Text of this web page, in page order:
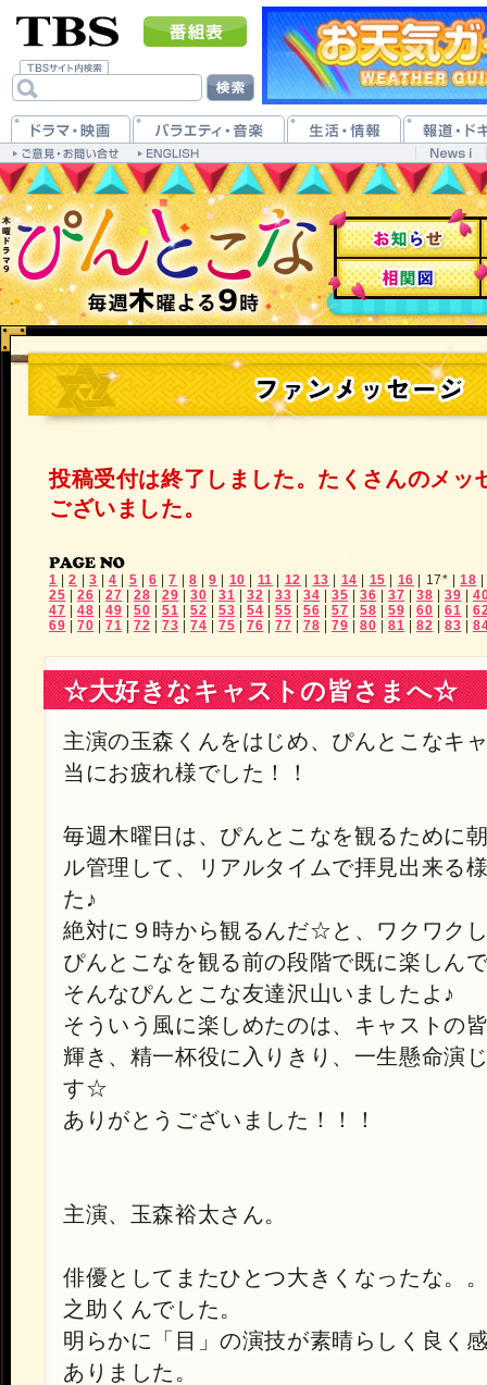
投稿受付は終了しました。たくさんのメッ
ございました。
1 |2 3 |4 5 |6 |7 8 |9 10 11 12 13 14 15 16 17* |18
25
26 27 28 29 30 31 32 33 34 35 36 37 38 39
47
48 49 50 51 52 53 54 55 56 57 58 59 60 61
69
70 71 72 73 74 75 76 77 78 79 80 81 82 83
☆大好きなキャストの皆さまへ☆
主演の玉森くんをはじめ、ぴんとこなキ
当にお疲れ様でした！！
毎週木曜日は、ぴんとこなを観るために
ル管理して、リアルタイムで拝見出来る
た♪
絶対に９時から観るんだ☆と、ワクワク
ぴんとこなを観る前の段階で既に楽しん
そんなぴんとこな友達沢山いましたよ♪
そういう風に楽しめたのは、キャストの
輝き、精一杯役に入りきり、一生懸命演
す☆
ありがとうございました！！！
主演、玉森裕太さん。
俳優としてまたひとつ大きくなったな。
之助くんでした。
明らかに「目」の演技が素晴らしく良く
ありました。